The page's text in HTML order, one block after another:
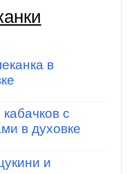
в
с
в духовке
и